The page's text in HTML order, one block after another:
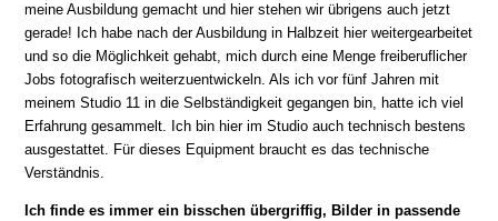
meine Ausbildung gemacht und hier stehen wir übrigens auch jetzt
gerade! Ich habe nach der Ausbildung in Halbzeit hier weitergearbeitet
und so die Möglichkeit gehabt, mich durch eine Menge freiberuflicher
Jobs fotografisch weiterzuentwickeln. Als ich vor fünf Jahren mit
meinem Studio 11 in die Selbständigkeit gegangen bin, hatte ich viel
Erfahrung gesammelt. Ich bin hier im Studio auch technisch bestens
ausgestattet. Für dieses Equipment braucht es das technische
Verständnis.
Ich finde es immer ein bisschen übergriffig, Bilder in passende